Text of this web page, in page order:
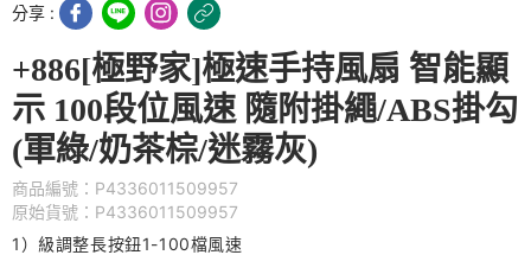
分享 :
+886[極野家]極速手持風扇 智能顯
示 100段位風速 隨附掛繩/ABS掛勾
(軍綠/奶茶棕/迷霧灰)
商品編號：P4336011509957
原始貨號：P4336011509957
1）級調整長按鈕1-100檔風速